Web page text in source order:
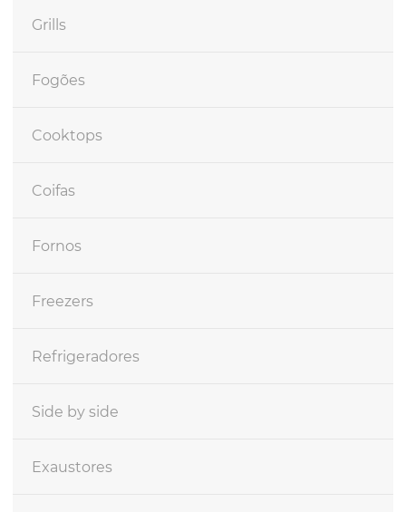
Grills
Fogões
Cooktops
Coifas
Fornos
Freezers
Refrigeradores
Side by side
Exaustores